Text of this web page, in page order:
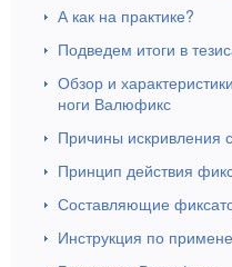
А как на практике?
Подведем итоги в
Обзор и
ноги Валюфикс
Причины искривления
Принцип действия
Составляющие
Инструкция по